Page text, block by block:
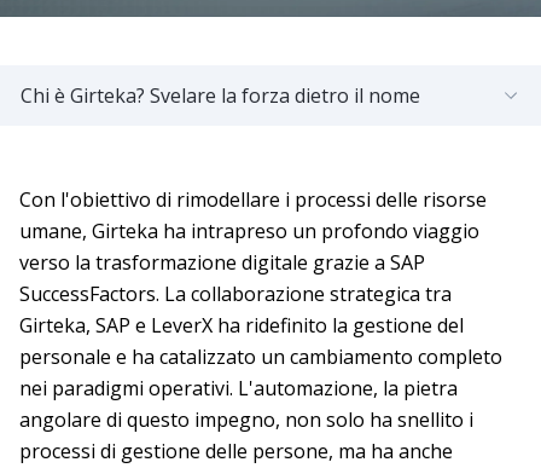
Chi è Girteka? Svelare la forza dietro il nome
Con l'obiettivo di rimodellare i processi delle risorse
umane, Girteka ha intrapreso un profondo viaggio
verso la trasformazione digitale grazie a SAP
SuccessFactors. La collaborazione strategica tra
Girteka, SAP e LeverX ha ridefinito la gestione del
personale e ha catalizzato un cambiamento completo
nei paradigmi operativi. L'automazione, la pietra
angolare di questo impegno, non solo ha snellito i
processi di gestione delle persone, ma ha anche